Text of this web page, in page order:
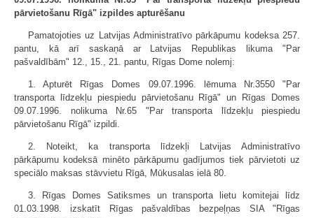
pārvietošanu Rīgā" izpildes apturēšanu
Pamatojoties uz Latvijas Administratīvo pārkāpumu kodeksa 257.
pantu, kā arī saskaņā ar Latvijas Republikas likuma "Par
pašvaldībām" 12., 15., 21. pantu, Rīgas Dome nolemj:
1. Apturēt Rīgas Domes 09.07.1996. lēmuma Nr.3550 "Par
transporta līdzekļu piespiedu pārvietošanu Rīgā" un Rīgas Domes
09.07.1996. nolikuma Nr.65 "Par transporta līdzekļu piespiedu
pārvietošanu Rīgā" izpildi.
2. Noteikt, ka transporta līdzekļi Latvijas Administratīvo
pārkāpumu kodeksā minēto pārkāpumu gadījumos tiek pārvietoti uz
speciālo maksas stāvvietu Rīgā, Mūkusalas ielā 80.
3. Rīgas Domes Satiksmes un transporta lietu komitejai līdz
01.03.1998. izskatīt Rīgas pašvaldības bezpeļņas SIA "Rīgas